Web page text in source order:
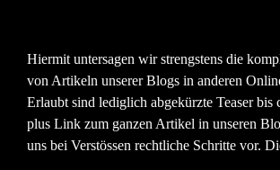
Hiermit untersagen wir strengstens die
von Artikeln unserer Blogs in anderen
Erlaubt sind lediglich abgekürzte Teaser bis
plus Link zum ganzen Artikel in unseren
uns bei Verstössen rechtliche Schritte vor.